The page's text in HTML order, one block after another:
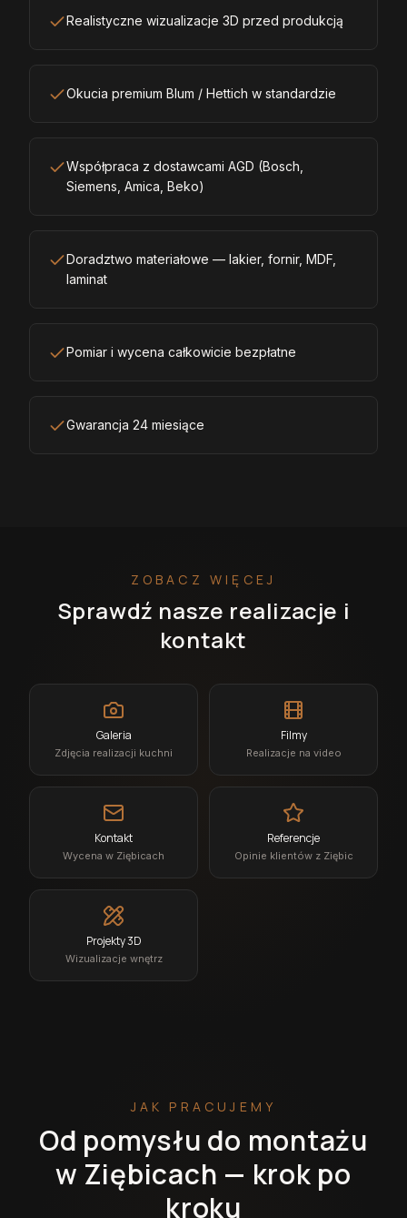
Realistyczne wizualizacje 3D przed produkcją
Okucia premium Blum / Hettich w standardzie
Współpraca z dostawcami AGD (Bosch,
Siemens, Amica, Beko)
Doradztwo materiałowe — lakier, fornir, MDF,
laminat
Pomiar i wycena całkowicie bezpłatne
Gwarancja 24 miesiące
ZOBACZ WIĘCEJ
Sprawdź nasze realizacje i
kontakt
Galeria
Zdjęcia realizacji kuchni
Filmy
Realizacje na video
Kontakt
Wycena w Ziębicach
Referencje
Opinie klientów z Ziębic
Projekty 3D
Wizualizacje wnętrz
JAK PRACUJEMY
Od pomysłu do montażu
w Ziębicach — krok po
kroku